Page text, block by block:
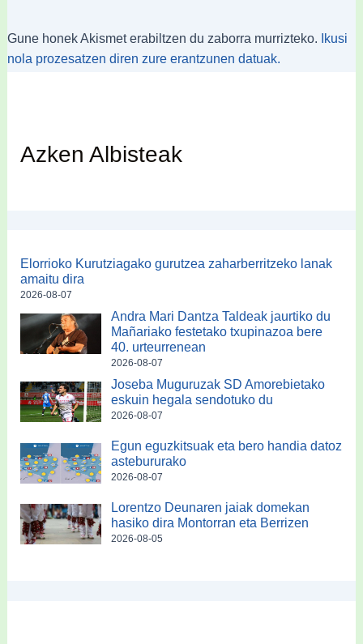
Gune honek Akismet erabiltzen du zaborra murrizteko.
Ikusi
nola prozesatzen diren zure erantzunen datuak.
Azken Albisteak
Elorrioko Kurutziagako gurutzea zaharberritzeko lanak
amaitu dira
2026-08-07
Andra Mari Dantza Taldeak jaurtiko du
Mañariako festetako txupinazoa bere
40. urteurrenean
2026-08-07
Joseba Muguruzak SD Amorebietako
eskuin hegala sendotuko du
2026-08-07
Egun eguzkitsuak eta bero handia datoz
astebururako
2026-08-07
Lorentzo Deunaren jaiak domekan
hasiko dira Montorran eta Berrizen
2026-08-05